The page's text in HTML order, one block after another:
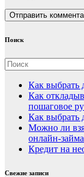
Поиск
Как выбрать
Как
пошаговое
Как выбрать
Можно ли
онлайн-
Кредит на
Свежие записи